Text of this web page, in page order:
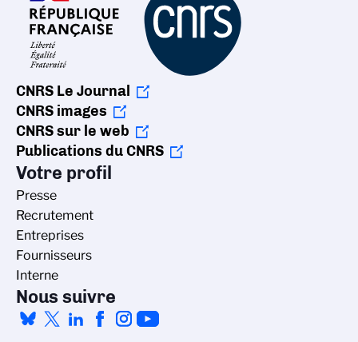
CNRS Le Journal
CNRS images
CNRS sur le web
Publications du CNRS
Votre profil
Presse
Recrutement
Entreprises
Fournisseurs
Interne
Nous suivre